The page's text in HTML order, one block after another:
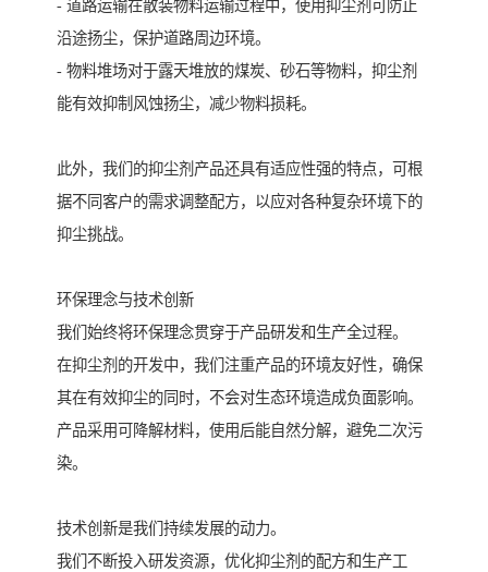
- 道路运输在散装物料运输过程中，使用抑尘剂可防止
沿途扬尘，保护道路周边环境。
- 物料堆场对于露天堆放的煤炭、砂石等物料，抑尘剂
能有效抑制风蚀扬尘，减少物料损耗。
此外，我们的抑尘剂产品还具有适应性强的特点，可根
据不同客户的需求调整配方，以应对各种复杂环境下的
抑尘挑战。
环保理念与技术创新
我们始终将环保理念贯穿于产品研发和生产全过程。
在抑尘剂的开发中，我们注重产品的环境友好性，确保
其在有效抑尘的同时，不会对生态环境造成负面影响。
产品采用可降解材料，使用后能自然分解，避免二次污
染。
技术创新是我们持续发展的动力。
我们不断投入研发资源，优化抑尘剂的配方和生产工